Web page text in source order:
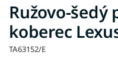
Ružovo-šedý
koberec
TA63152/E